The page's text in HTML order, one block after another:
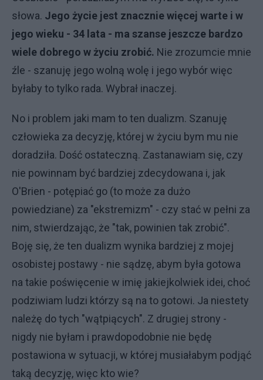
słowa. Jego życie jest znacznie więcej warte i w
jego wieku - 34 lata - ma szanse jeszcze bardzo
wiele dobrego w życiu zrobić. Nie zrozumcie mnie
źle - szanuję jego wolną wolę i jego wybór więc
byłaby to tylko rada. Wybrał inaczej.
No i problem jaki mam to ten dualizm. Szanuję
człowieka za decyzję, której w życiu bym mu nie
doradziła. Dość ostateczną. Zastanawiam się, czy
nie powinnam być bardziej zdecydowana i, jak
O'Brien - potępiać go (to może za dużo
powiedziane) za "ekstremizm" - czy stać w pełni za
nim, stwierdzając, że "tak, powinien tak zrobić".
Boję się, że ten dualizm wynika bardziej z mojej
osobistej postawy - nie sądzę, abym była gotowa
na takie poświęcenie w imię jakiejkolwiek idei, choć
podziwiam ludzi którzy są na to gotowi. Ja niestety
należę do tych "wątpiących". Z drugiej strony -
nigdy nie byłam i prawdopodobnie nie będę
postawiona w sytuacji, w której musiałabym podjąć
taką decyzję, więc kto wie?